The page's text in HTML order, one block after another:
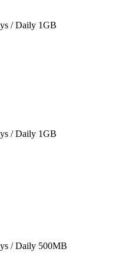
/ Daily 1GB
/ Daily 1GB
/ Daily 500MB